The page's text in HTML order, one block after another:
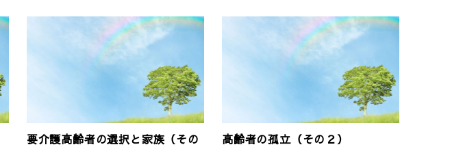
要介護高齢者の選択と家族（その
高齢者の孤立（その２）